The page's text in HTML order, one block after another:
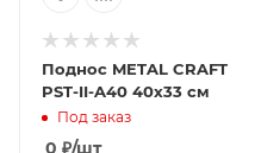
Поднос METAL CRAFT
PST-II-A40 40х33 см
Под заказ
0 ₽/шт